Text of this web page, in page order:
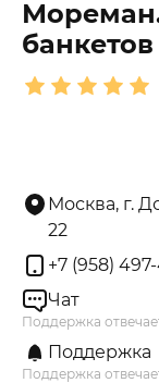
банкетов
Москва, г.
22
+7 (958)
Чат
Поддержка
Поддержка
Поддержка